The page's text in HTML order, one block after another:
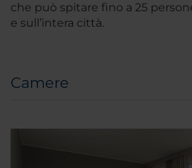
che può spitare fino a 25
e sull’intera città.
Camere